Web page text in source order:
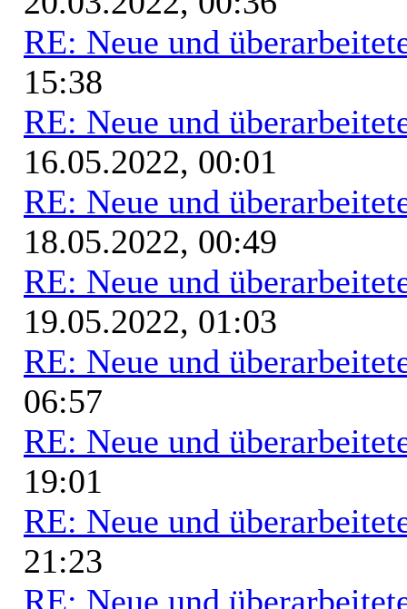
RE: Neue und
15:38
RE: Neue und
16.05.2022, 00:01
RE: Neue und
18.05.2022, 00:49
RE: Neue und
19.05.2022, 01:03
RE: Neue und
06:57
RE: Neue und
19:01
RE: Neue und
21:23
RE: Neue und